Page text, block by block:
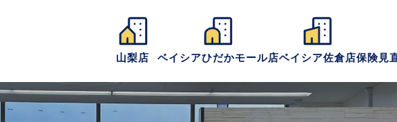
山梨店 ベイシアひだかモール店ベイシア佐倉店保険見